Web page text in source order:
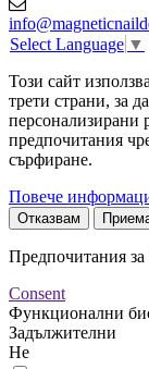
Select Language ▼
Този сайт
трети страни, за
персонализирани
предпочитания
сърфиране.
Повече
Отказвам
Предпочитания за
Consent
Функционални
Задължителни
Не